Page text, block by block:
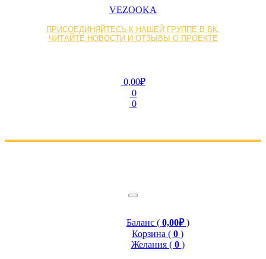
VEZOOKA
ПРИСОЕДИНЯЙТЕСЬ К НАШЕЙ ГРУППЕ В ВК,
ЧИТАЙТЕ НОВОСТИ И ОТЗЫВЫ О ПРОЕКТЕ
0,00₽
0
0
Баланс ( 0,00₽)
Корзина ( 0 )
Желания ( 0 )